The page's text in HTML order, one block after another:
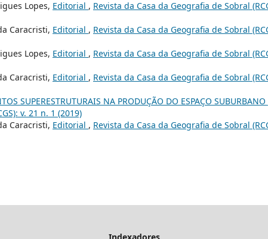
Lopes, Editorial , Revista da Casa da Geografia de Sobral
Caracristi, Editorial , Revista da Casa da Geografia de Sobral
Lopes, Editorial , Revista da Casa da Geografia de Sobral
Caracristi, Editorial , Revista da Casa da Geografia de Sobral
SUPERESTRUTURAIS NA PRODUÇÃO DO ESPAÇO SUBURBANO
v. 21 n. 1 (2019)
Caracristi, Editorial , Revista da Casa da Geografia de Sobral